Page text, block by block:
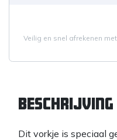
Veilig en snel afrekenen met
Beschrijving
Dit vorkje is speciaal